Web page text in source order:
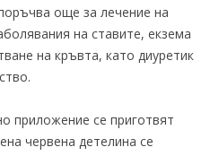
още за лечение на
на ставите, екзема
на кръвта, като диуретик
приложение се приготвят
червена детелина се